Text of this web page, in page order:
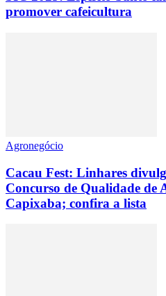
promover cafeicultura
Agronegócio
Cacau Fest: Linhares
Concurso de Qualidade de
Capixaba; confira a lista